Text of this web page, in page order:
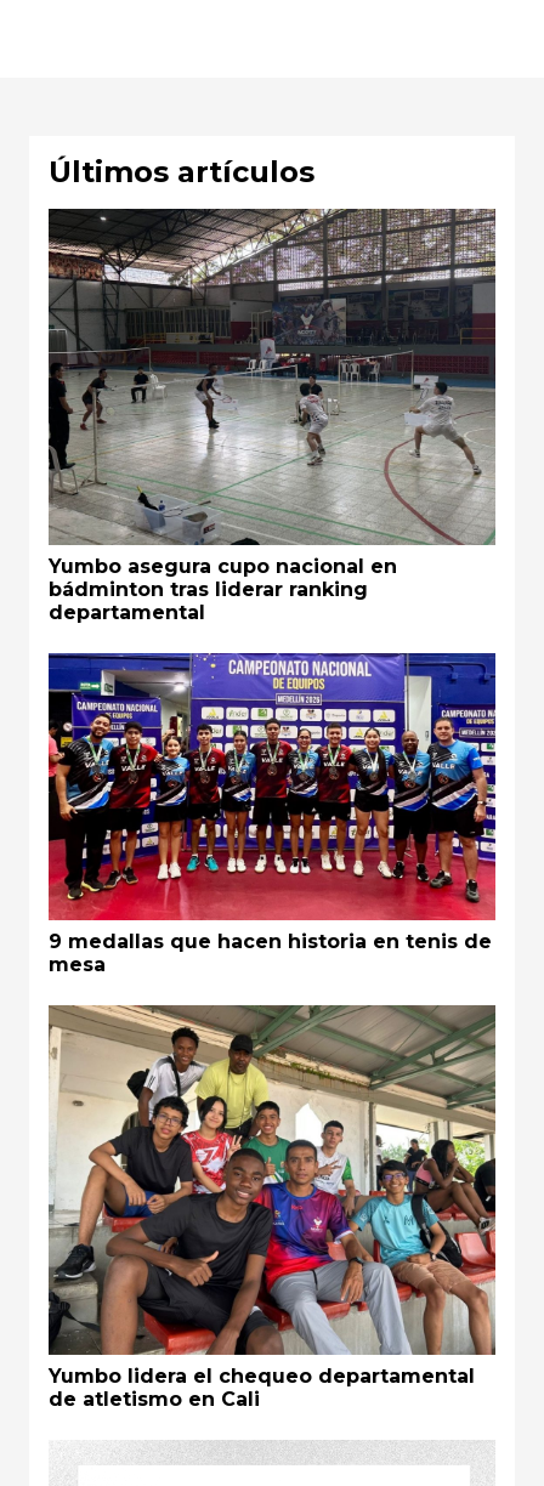
Últimos artículos
Yumbo asegura cupo nacional en
bádminton tras liderar ranking
departamental
9 medallas que hacen historia en tenis de
mesa
Yumbo lidera el chequeo departamental
de atletismo en Cali